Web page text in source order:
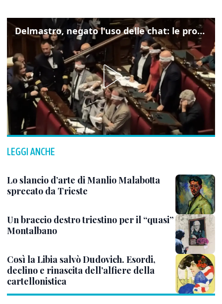
Delmastro, negato l'uso delle chat: le proteste di Avs e M5s
LEGGI ANCHE
Lo slancio d’arte di Manlio Malabotta
sprecato da Trieste
Un braccio destro triestino per il “quasi”
Montalbano
Così la Libia salvò Dudovich. Esordi,
declino e rinascita dell’alfiere della
cartellonistica